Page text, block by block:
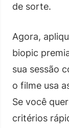
de sorte.
Agora,
biopic
sua sessão
o filme usa
Se você
critérios